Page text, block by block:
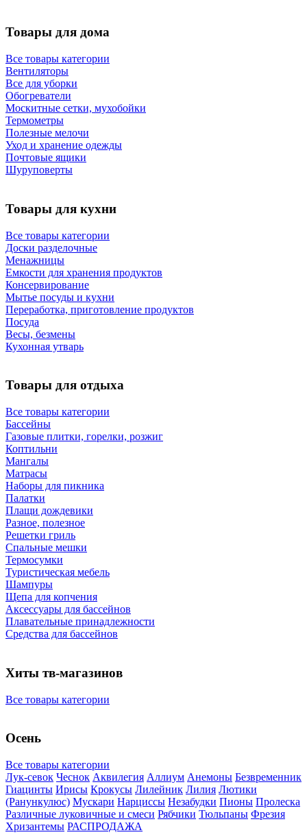
Товары для дома
Все товары категории
Вентиляторы
Все для уборки
Обогреватели
Москитные сетки, мухобойки
Термометры
Полезные мелочи
Уход и хранение одежды
Почтовые ящики
Шуруповерты
Товары для кухни
Все товары категории
Доски разделочные
Менажницы
Емкости для хранения продуктов
Консервирование
Мытье посуды и кухни
Переработка, приготовление продуктов
Посуда
Весы, безмены
Кухонная утварь
Товары для отдыха
Все товары категории
Бассейны
Газовые плитки, горелки, розжиг
Коптильни
Мангалы
Матрасы
Наборы для пикника
Палатки
Плащи дождевики
Разное, полезное
Решетки гриль
Спальные мешки
Термосумки
Туристическая мебель
Шампуры
Щепа для копчения
Аксессуары для бассейнов
Плавательные принадлежности
Средства для бассейнов
Хиты тв-магазинов
Все товары категории
Осень
Все товары категории
Лук-севок Чеснок Аквилегия Аллиум Анемоны Безвременник
Гиацинты Ирисы Крокусы Лилейник Лилия Лютики
(Ранункулюс) Мускари Нарцисcы Незабудки Пионы Пролеска
Различные луковичные и смеси Рябчики Тюльпаны Фрезия
Хризантемы РАСПРОДАЖА